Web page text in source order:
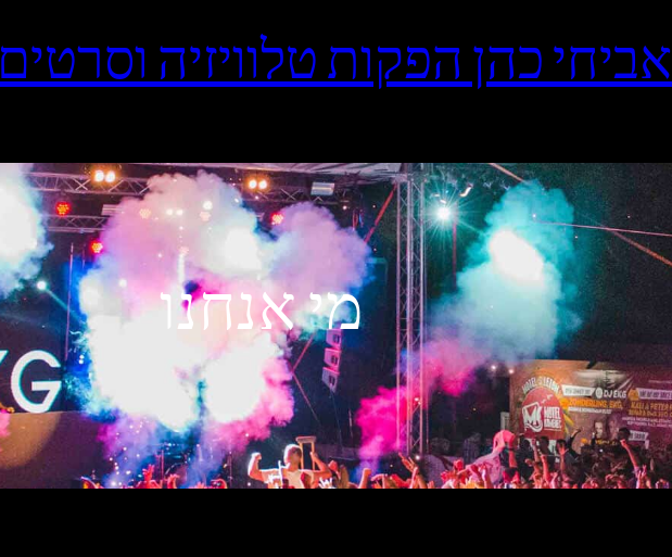
אביחי כהן הפקות טלוויזיה וסרטים
מי אנחנו